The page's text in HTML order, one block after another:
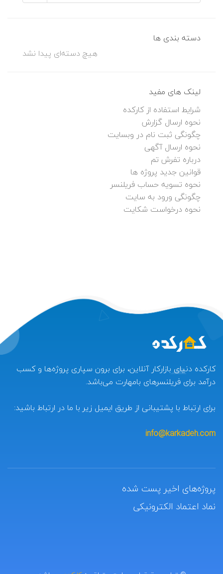
دسته بندی ها
هیچ دسته‌ای پیدا نشد
لینک های مفید
شرایط استفاده از کارکده
نحوه ارسال گزارش
چگونگی ثبت نام در وبسایت
نحوه ارسال آگهی
درباره تفرش تم
قوانین جدید پروژه ها
نحوه تسویه حساب فریلنسر
چگونگی ورود به سایت
نحوه درخواست شکایت
کارکده دنیای بازارکار آنلاین، برای برون سپاری پروژه‌ها و کسب
درآمد برای فریلنسرهای بامهارت می‌باشد.
برای ارتباط با پشتیبانی از طریق ایمیل زیر با ما در ارتباط باشید:
info@karkadeh.com
پروژه‌های اخیر پست شده
نماد اعتماد الکترونیکی